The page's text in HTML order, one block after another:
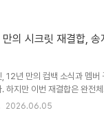
습니다. 이는 새로운 활동에
한 가운데 서인영 씨는 재혼
만의 시크릿 재결합,
, 12년 만의 컴백 소식과 멤버
. 하지만 이번 재결합은 완전
류한 3인조로 진행됩니다. 팀
2026.06.05